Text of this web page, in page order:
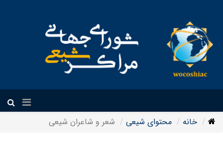
خانه محتوای شیعی شعر و شاعران شیعی